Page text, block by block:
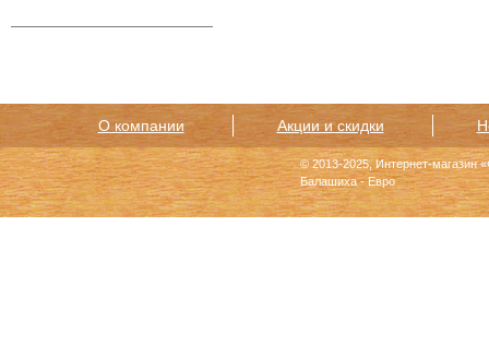
О компании Акции и скидки
© 2013-2025, Интернет-магазин
Балашиха - Евро